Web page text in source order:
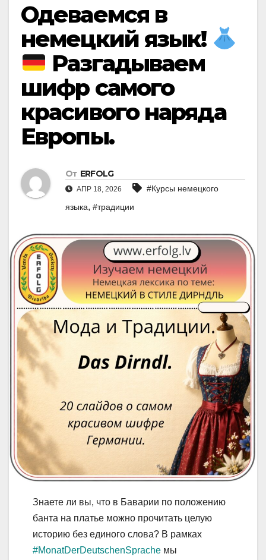
Одеваемся в
немецкий язык!
Разгадываем
шифр самого
красивого наряда
Европы.
От ERFOLG
АПР 18, 2026
#Курсы немецкого
языка, #традиции
Знаете ли вы, что в Баварии по положению
банта на платье можно прочитать целую
историю без единого слова? В рамках
#MonatDerDeutschenSprache мы